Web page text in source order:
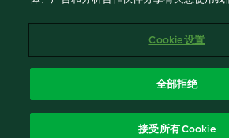
Cookies
ICP许可证号：沪通信管自贸[2026]3号
Cookie 设置
全部拒绝
接受所有 Cookie